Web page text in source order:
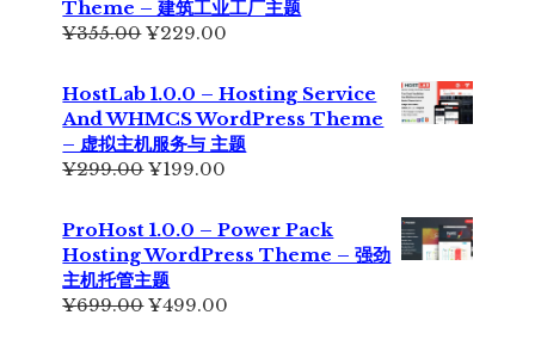
Theme – 建筑工业工厂主题
¥355.00原
为：
¥355.00。
¥229.00
格
为：
¥229.00。
HostLab 1.0.0 – Hosting Service
And WHMCS WordPress Theme
– 虚拟主机服务与 主题
¥299.00原
为：
¥299.00。
¥199.00
格
为：
ProHost 1.0.0 – Power Pack
Hosting WordPress Theme – 强劲
主机托管主题
¥699.00原
¥499.00